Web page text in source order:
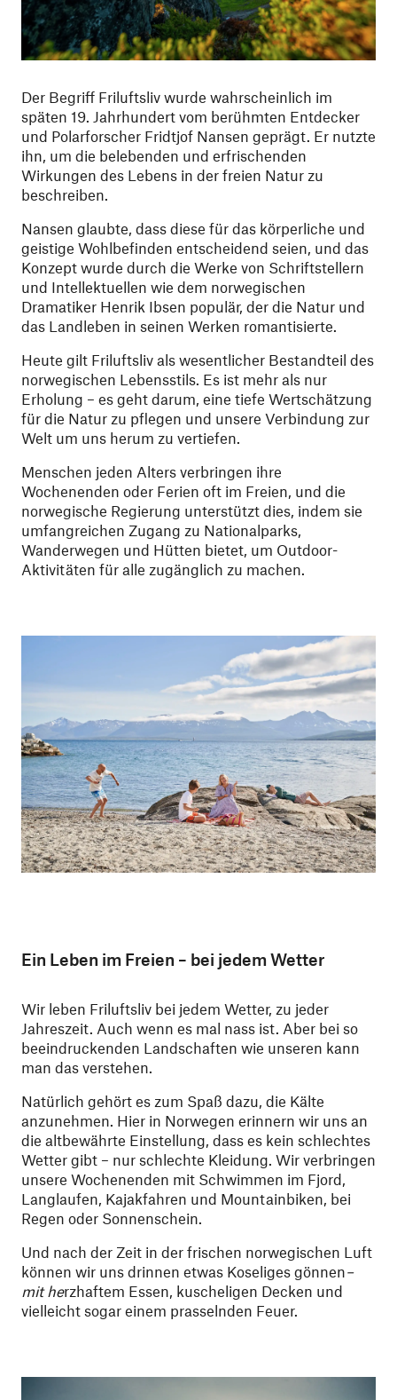
Der Begriff Friluftsliv wurde wahrscheinlich im
späten 19. Jahrhundert vom berühmten Entdecker
und Polarforscher Fridtjof Nansen geprägt. Er nutzte
ihn, um die belebenden und erfrischenden
Wirkungen des Lebens in der freien Natur zu
beschreiben.
Nansen glaubte, dass diese für das körperliche und
geistige Wohlbefinden entscheidend seien, und das
Konzept wurde durch die Werke von Schriftstellern
und Intellektuellen wie dem norwegischen
Dramatiker Henrik Ibsen populär, der die Natur und
das Landleben in seinen Werken romantisierte.
Heute gilt Friluftsliv als wesentlicher Bestandteil des
norwegischen Lebensstils. Es ist mehr als nur
Erholung – es geht darum, eine tiefe Wertschätzung
für die Natur zu pflegen und unsere Verbindung zur
Welt um uns herum zu vertiefen.
Menschen jeden Alters verbringen ihre
Wochenenden oder Ferien oft im Freien, und die
norwegische Regierung unterstützt dies, indem sie
umfangreichen Zugang zu Nationalparks,
Wanderwegen und Hütten bietet, um Outdoor-
Aktivitäten für alle zugänglich zu machen.
Ein Leben im Freien – bei jedem Wetter
Wir leben Friluftsliv bei jedem Wetter, zu jeder
Jahreszeit. Auch wenn es mal nass ist. Aber bei so
beeindruckenden Landschaften wie unseren kann
man das verstehen.
Natürlich gehört es zum Spaß dazu, die Kälte
anzunehmen. Hier in Norwegen erinnern wir uns an
die altbewährte Einstellung, dass es kein schlechtes
Wetter gibt – nur schlechte Kleidung. Wir verbringen
unsere Wochenenden mit Schwimmen im Fjord,
Langlaufen, Kajakfahren und Mountainbiken, bei
Regen oder Sonnenschein.
Und nach der Zeit in der frischen norwegischen Luft
können wir uns drinnen etwas Koseliges gönnen–
mit herzhaftem Essen, kuscheligen Decken und
vielleicht sogar einem prasselnden Feuer.